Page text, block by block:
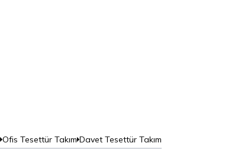
Ofis Tesettür Takım Davet Tesettür Takım